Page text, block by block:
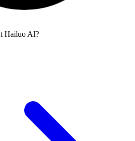
Hailuo AI?